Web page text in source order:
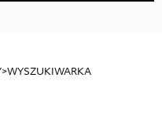
>WYSZUKIWARKA